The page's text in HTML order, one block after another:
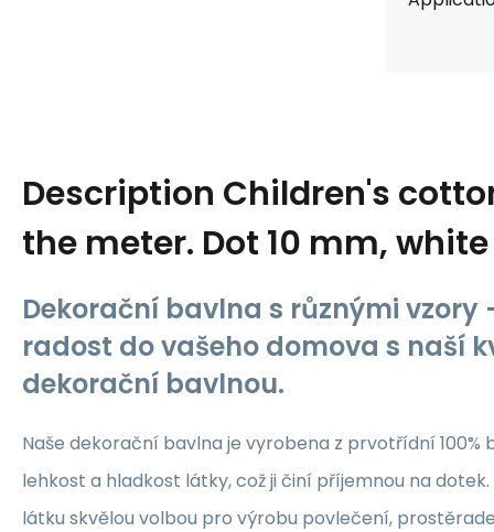
Description Children's
the meter. Dot 10 mm,
Dekorační bavlna s různými vzory
radost do vašeho domova s naší
dekorační bavlnou.
Naše dekorační bavlna je vyrobena z prvotřídní 100%
lehkost a hladkost látky, což ji činí příjemnou na
látku skvělou volbou pro výrobu povlečení,